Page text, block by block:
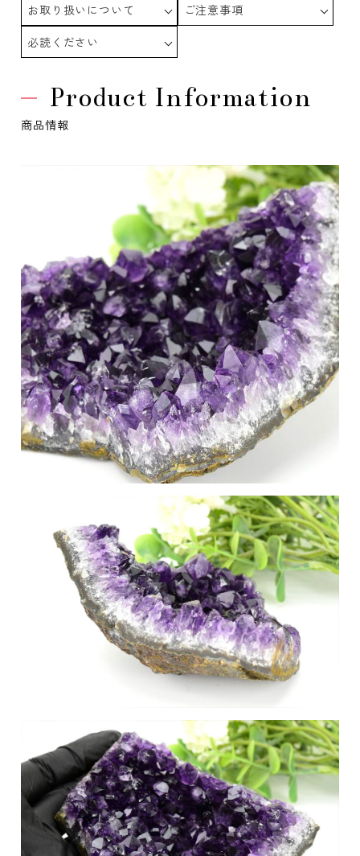
お取り扱いについて
ご注意事項
必読ください
Product Information
商品情報